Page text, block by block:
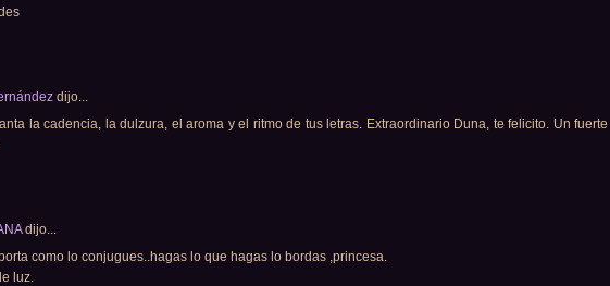
dijo...
la cadencia, la dulzura, el aroma y el ritmo de tus letras. Extraordinario Duna, te felicito. Un fuerte
dijo...
como lo conjugues..hagas lo que hagas lo bordas ,princesa.
luz.